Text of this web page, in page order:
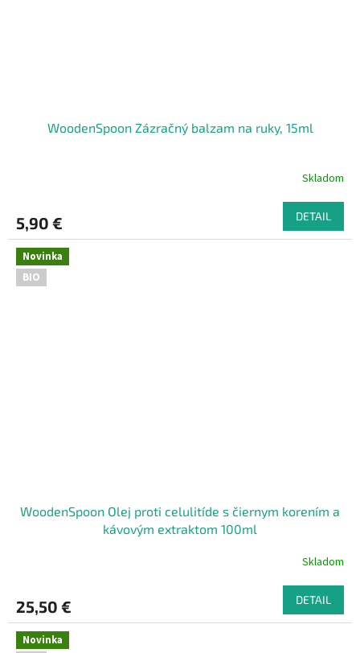
WoodenSpoon Zázračný balzam na ruky, 15ml
Skladom
5,90 € DETAIL
Novinka
BIO
WoodenSpoon Olej proti celulitíde s čiernym korením a
kávovým extraktom 100ml
Skladom
25,50 € DETAIL
Novinka